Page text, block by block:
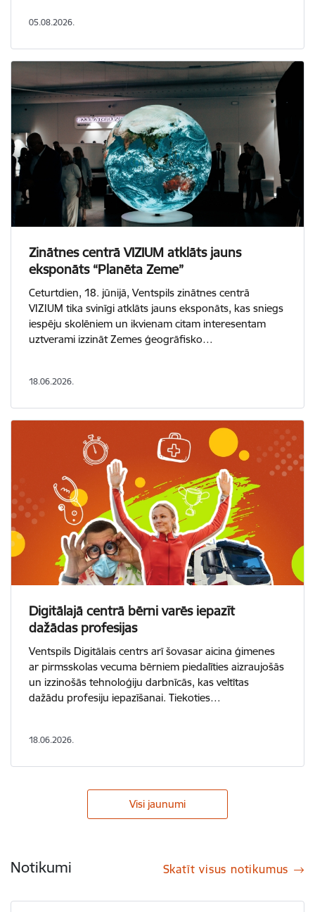
05.08.2026.
Zinātnes centrā VIZIUM atklāts jauns
eksponāts “Planēta Zeme”
Ceturtdien, 18. jūnijā, Ventspils zinātnes centrā
VIZIUM tika svinīgi atklāts jauns eksponāts, kas sniegs
iespēju skolēniem un ikvienam citam interesentam
uztverami izzināt Zemes ģeogrāfisko…
18.06.2026.
Digitālajā centrā bērni varēs iepazīt
dažādas profesijas
Ventspils Digitālais centrs arī šovasar aicina ģimenes
ar pirmsskolas vecuma bērniem piedalīties aizraujošās
un izzinošās tehnoloģiju darbnīcās, kas veltītas
dažādu profesiju iepazīšanai. Tiekoties…
18.06.2026.
Visi jaunumi
Notikumi Skatīt visus notikumus